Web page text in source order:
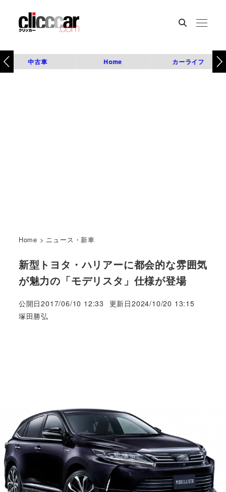
中古車 Home カーライフ
Home > ニュース・新車
新型トヨタ・ハリアーに都会的な雰囲気
が魅力の「モデリスタ」仕様が登場
公開日2017/06/10 12:33 更新日2024/10/20 13:15
著
塚田勝弘